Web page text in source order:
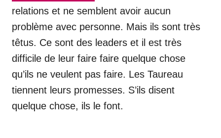
relations et ne semblent avoir aucun
problème avec personne. Mais ils sont très
têtus. Ce sont des leaders et il est très
difficile de leur faire faire quelque chose
qu’ils ne veulent pas faire. Les Taureau
tiennent leurs promesses. S’ils disent
quelque chose, ils le font.